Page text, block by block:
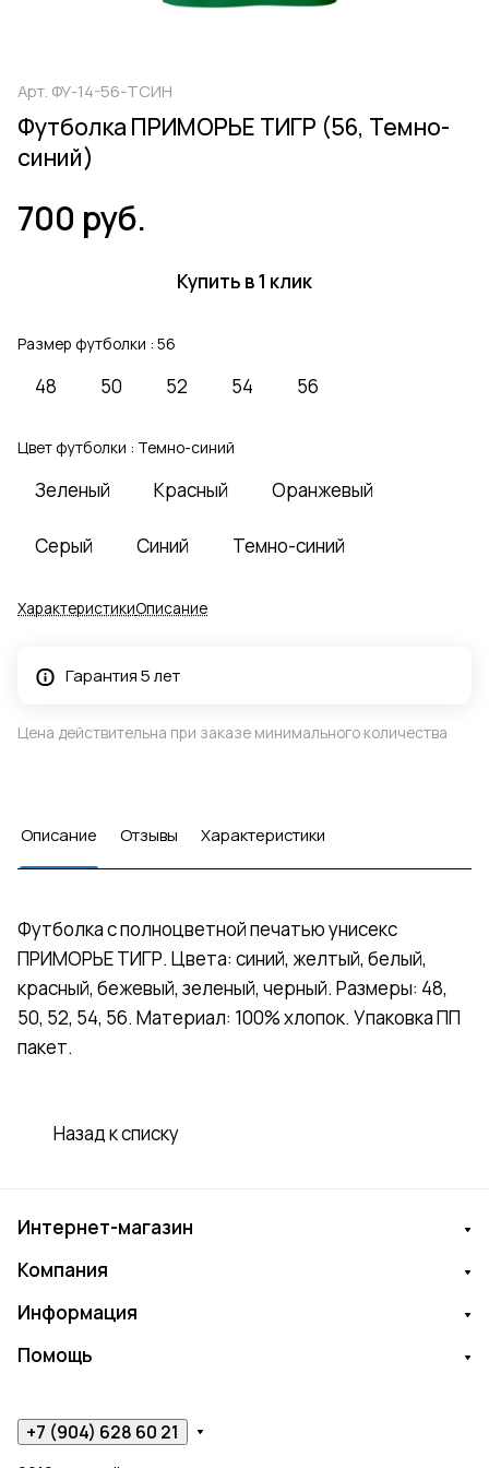
Арт. ФУ-14-56-ТСИН
Футболка ПРИМОРЬЕ ТИГР (56, Темно-
синий)
700 руб.
Купить в 1 клик
Размер футболки : 56
48 50 52 54 56
Цвет футболки : Темно-синий
Зеленый Красный Оранжевый
Серый Синий Темно-синий
ХарактеристикиОписание
Гарантия 5 лет
Цена действительна при заказе минимального количества
Описание Отзывы Характеристики
Футболка с полноцветной печатью унисекс
ПРИМОРЬЕ ТИГР. Цвета: синий, желтый, белый,
красный, бежевый, зеленый, черный. Размеры: 48,
50, 52, 54, 56. Материал: 100% хлопок. Упаковка ПП
пакет.
Назад к списку
Интернет-магазин
Компания
Информация
Помощь
+7 (904) 628 60 21